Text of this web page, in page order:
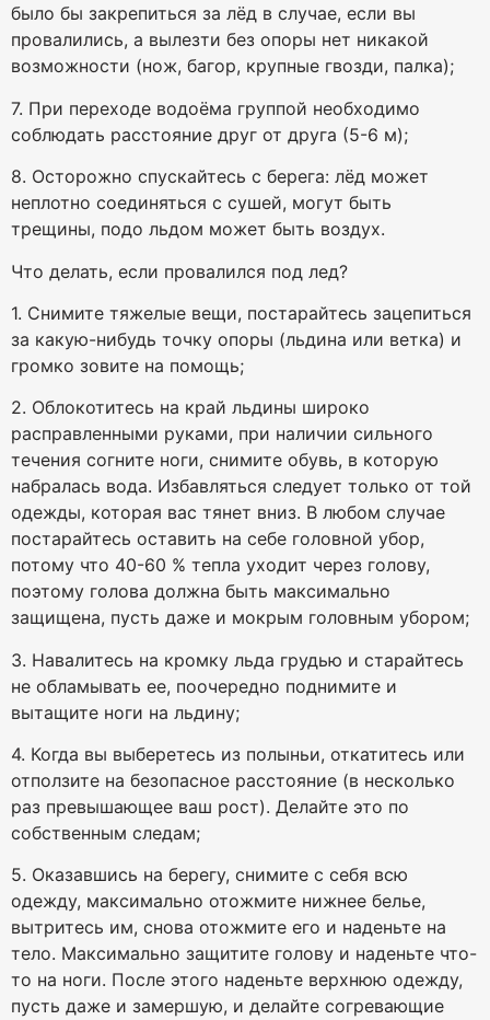
было бы закрепиться за лёд в случае, если вы
провалились, а вылезти без опоры нет никакой
возможности (нож, багор, крупные гвозди, палка);
7. При переходе водоёма группой необходимо
соблюдать расстояние друг от друга (5-6 м);
8. Осторожно спускайтесь с берега: лёд может
неплотно соединяться с сушей, могут быть
трещины, подо льдом может быть воздух.
Что делать, если провалился под лед?
1. Снимите тяжелые вещи, постарайтесь зацепиться
за какую-нибудь точку опоры (льдина или ветка) и
громко зовите на помощь;
2. Облокотитесь на край льдины широко
расправленными руками, при наличии сильного
течения согните ноги, снимите обувь, в которую
набралась вода. Избавляться следует только от той
одежды, которая вас тянет вниз. В любом случае
постарайтесь оставить на себе головной убор,
потому что 40-60 % тепла уходит через голову,
поэтому голова должна быть максимально
защищена, пусть даже и мокрым головным убором;
3. Навалитесь на кромку льда грудью и старайтесь
не обламывать ее, поочередно поднимите и
вытащите ноги на льдину;
4. Когда вы выберетесь из полыньи, откатитесь или
отползите на безопасное расстояние (в несколько
раз превышающее ваш рост). Делайте это по
собственным следам;
5. Оказавшись на берегу, снимите с себя всю
одежду, максимально отожмите нижнее белье,
вытритесь им, снова отожмите его и наденьте на
тело. Максимально защитите голову и наденьте что-
то на ноги. После этого наденьте верхнюю одежду,
пусть даже и замершую, и делайте согревающие